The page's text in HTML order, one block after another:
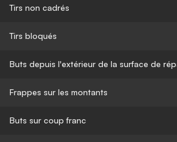
Tirs non cadrés
Tirs bloqués
Buts depuis l'extérieur de la surface de
Frappes sur les montants
Buts sur coup franc